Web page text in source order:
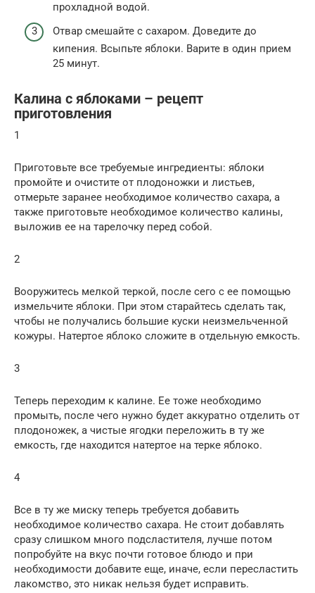
прохладной водой.
Отвар смешайте с сахаром. Доведите до
кипения. Всыпьте яблоки. Варите в один прием
25 минут.
Калина с яблоками – рецепт
приготовления
1
Приготовьте все требуемые ингредиенты: яблоки
промойте и очистите от плодоножки и листьев,
отмерьте заранее необходимое количество сахара, а
также приготовьте необходимое количество калины,
выложив ее на тарелочку перед собой.
2
Вооружитесь мелкой теркой, после сего с ее помощью
измельчите яблоки. При этом старайтесь сделать так,
чтобы не получались большие куски неизмельченной
кожуры. Натертое яблоко сложите в отдельную емкость.
3
Теперь переходим к калине. Ее тоже необходимо
промыть, после чего нужно будет аккуратно отделить от
плодоножек, а чистые ягодки переложить в ту же
емкость, где находится натертое на терке яблоко.
4
Все в ту же миску теперь требуется добавить
необходимое количество сахара. Не стоит добавлять
сразу слишком много подсластителя, лучше потом
попробуйте на вкус почти готовое блюдо и при
необходимости добавите еще, иначе, если пересластить
лакомство, это никак нельзя будет исправить.